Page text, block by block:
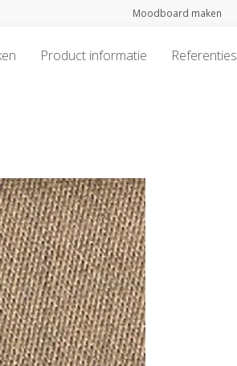
Moodboard maken
Product informatie Referenties